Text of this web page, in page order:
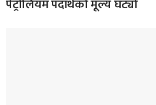
पेट्रोलियम पदार्थको मूल्य घट्यो